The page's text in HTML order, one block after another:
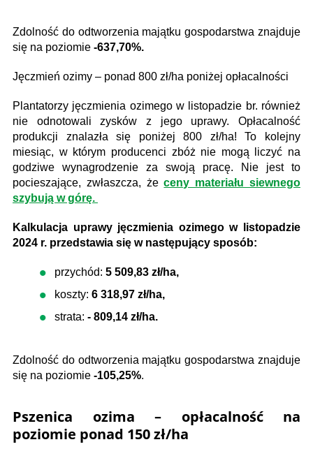
Zdolność do odtworzenia majątku gospodarstwa znajduje
się na poziomie -637,70%.
Jęczmień ozimy – ponad 800 zł/ha poniżej opłacalności
Plantatorzy jęczmienia ozimego w listopadzie br. również
nie odnotowali zysków z jego uprawy. Opłacalność
produkcji znalazła się poniżej 800 zł/ha! To kolejny
miesiąc, w którym producenci zbóż nie mogą liczyć na
godziwe wynagrodzenie za swoją pracę. Nie jest to
pocieszające, zwłaszcza, żeceny materiału siewnego
szybują w górę.
Kalkulacja uprawy jęczmienia ozimego w listopadzie
2024 r. przedstawia się w następujący sposób:
przychód: 5 509,83 zł/ha,
koszty: 6 318,97 zł/ha,
strata: - 809,14 zł/ha.
Zdolność do odtworzenia majątku gospodarstwa znajduje
się na poziomie -105,25%.
Pszenica ozima – opłacalność na
poziomie ponad 150 zł/ha